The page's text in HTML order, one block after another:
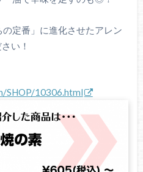
定番」に進化させたアレン
い！
SHOP/10306.html